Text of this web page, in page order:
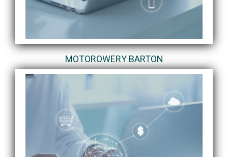
MOTOROWERY BARTON